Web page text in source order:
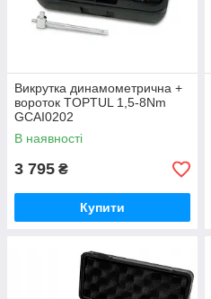
Викрутка динамометрична +
вороток TOPTUL 1,5-8Nm
GCAI0202
В наявності
3 795 ₴
Купити